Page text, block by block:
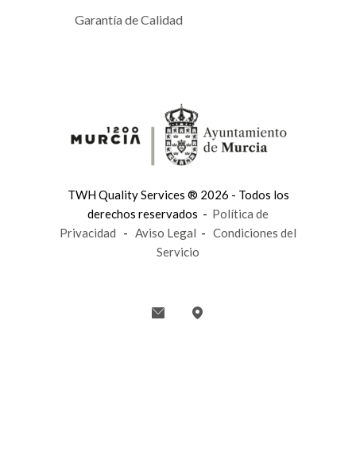
Garantía de Calidad
TWH Quality Services ® 2026 - Todos los
derechos reservados - Política de
Privacidad - Aviso Legal - Condiciones del
Servicio